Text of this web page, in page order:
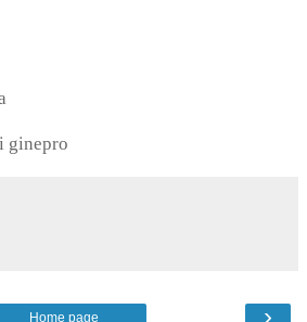
ginepro
Home page